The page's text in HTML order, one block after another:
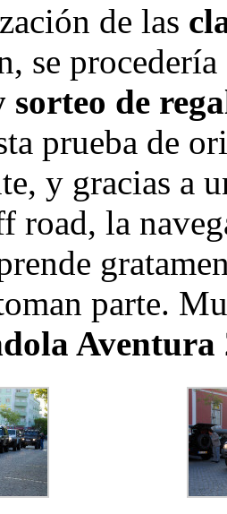
de las
se
sorteo de
prueba de
y gracias a
road, la
parte.
Aventura